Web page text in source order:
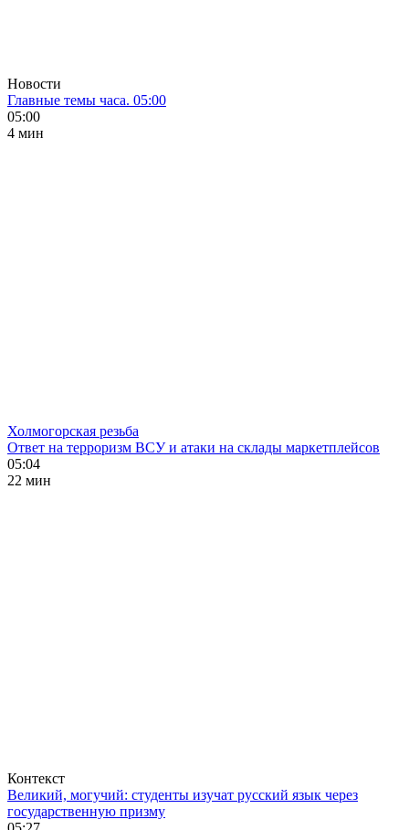
Новости
Главные темы часа. 05:00
05:00
4 мин
Холмогорская резьба
Ответ на терроризм ВСУ и атаки на склады маркетплейсов
05:04
22 мин
Контекст
Великий, могучий: студенты изучат русский язык через
государственную призму